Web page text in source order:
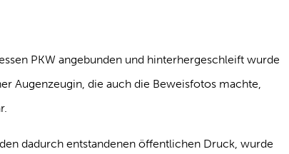
PKW angebunden und hinterhergeschleift wurde
Augenzeugin, die auch die Beweisfotos machte,
dadurch entstandenen öffentlichen Druck, wurde